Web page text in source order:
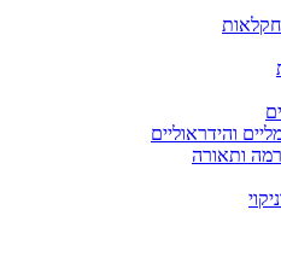
והידראוליים
ותאורה